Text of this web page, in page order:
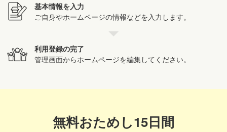
基本情報を入力
ご自身やホームページの情報などを入力します。
利用登録の完了
管理画面からホームページを編集してください。
無料おためし15日間